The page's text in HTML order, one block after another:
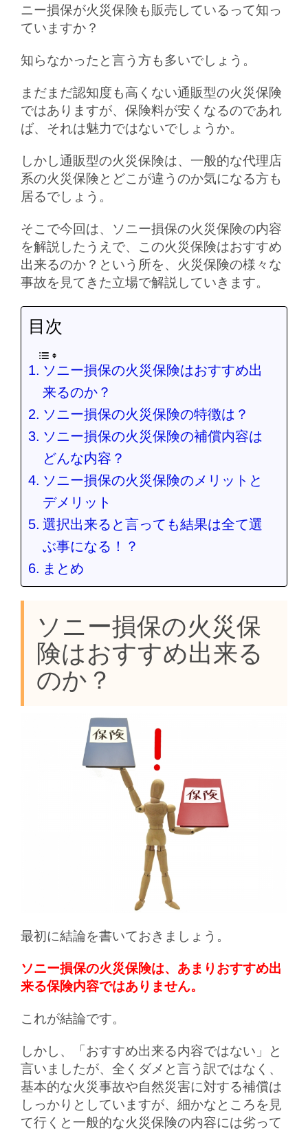
ニー損保が火災保険も販売しているって知っ
ていますか？
知らなかったと言う方も多いでしょう。
まだまだ認知度も高くない通販型の火災保険
ではありますが、保険料が安くなるのであれ
ば、それは魅力ではないでしょうか。
しかし通販型の火災保険は、一般的な代理店
系の火災保険とどこが違うのか気になる方も
居るでしょう。
そこで今回は、ソニー損保の火災保険の内容
を解説したうえで、この火災保険はおすすめ
出来るのか？という所を、火災保険の様々な
事故を見てきた立場で解説していきます。
目次
ソニー損保の火災保険はおすすめ出
来るのか？
ソニー損保の火災保険の特徴は？
ソニー損保の火災保険の補償内容は
どんな内容？
ソニー損保の火災保険のメリットと
デメリット
選択出来ると言っても結果は全て選
ぶ事になる！？
まとめ
ソニー損保の火災保
険はおすすめ出来る
のか？
最初に結論を書いておきましょう。
ソニー損保の火災保険は、あまりおすすめ出
来る保険内容ではありません。
これが結論です。
しかし、「おすすめ出来る内容ではない」と
言いましたが、全くダメと言う訳ではなく、
基本的な火災事故や自然災害に対する補償は
しっかりとしていますが、細かなところを見
て行くと一般的な火災保険の内容には劣って